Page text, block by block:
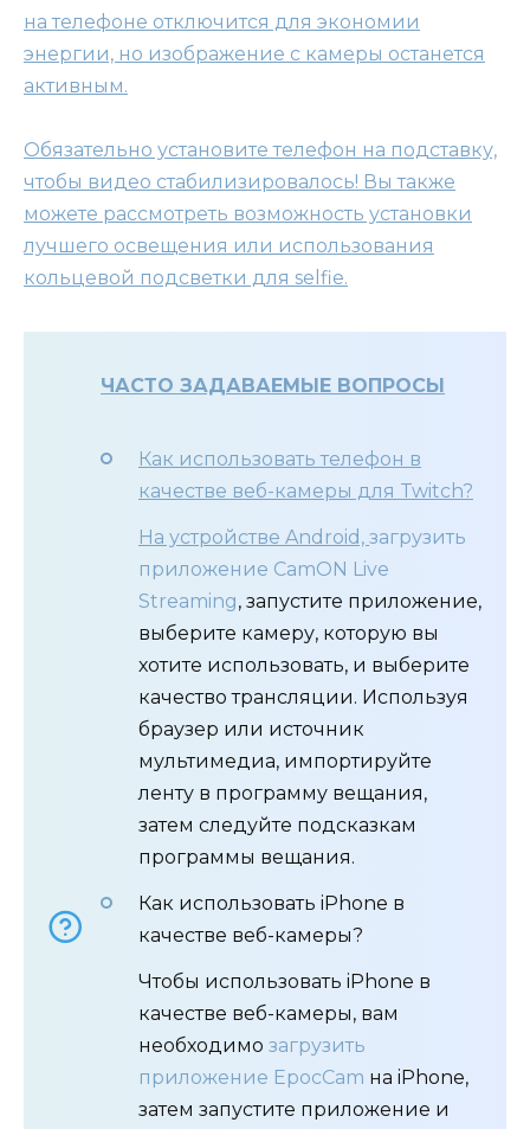
на телефоне отключится для экономии
энергии, но изображение с камеры останется
активным.
Обязательно установите телефон на подставку,
чтобы видео стабилизировалось! Вы также
можете рассмотреть возможность установки
лучшего освещения или использования
кольцевой подсветки для selfie.
ЧАСТО ЗАДАВАЕМЫЕ ВОПРОСЫ
Как использовать телефон в
качестве веб-камеры для Twitch?
На устройстве Android, загрузить
приложение CamON Live
Streaming, запустите приложение,
выберите камеру, которую вы
хотите использовать, и выберите
качество трансляции. Используя
браузер или источник
мультимедиа, импортируйте
ленту в программу вещания,
затем следуйте подсказкам
программы вещания.
Как использовать iPhone в
качестве веб-камеры?
Чтобы использовать iPhone в
качестве веб-камеры, вам
необходимо загрузить
приложение EpocCam на iPhone,
затем запустите приложение и